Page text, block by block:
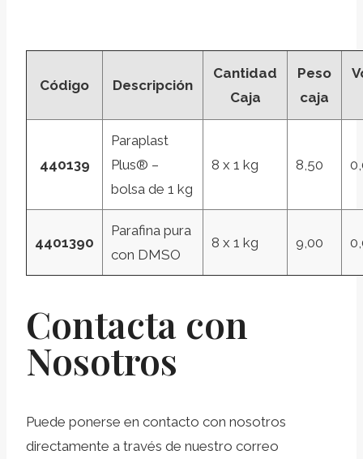
Código Descripción
Cantidad
Caja
Peso
caja
440139
Paraplast
Plus® –
bolsa de 1 kg
8 x 1 kg 8,50
4401390
Parafina pura
con DMSO
8 x 1 kg 9,00
Contacta con
Nosotros
Puede ponerse en contacto con nosotros
directamente a través de nuestro correo